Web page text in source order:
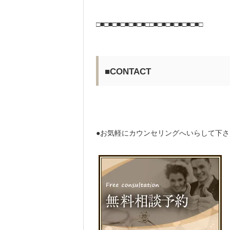
□■□■□■□■□■□■□□■□■□■□■□■□■□
■CONTACT
●お気軽にカウンセリングへいらして下